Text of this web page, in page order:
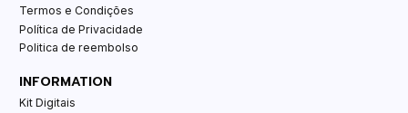
Termos e Condições
Política de Privacidade
Politica de reembolso
INFORMATION
Kit Digitais